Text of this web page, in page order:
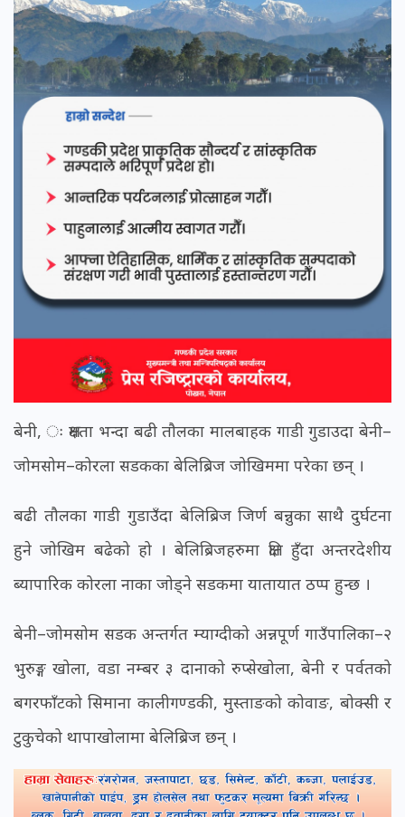
बेनी, ः क्षमता भन्दा बढी तौलका मालबाहक गाडी गुडाउदा बेनी–
जोमसोम–कोरला सडकका बेलिब्रिज जोखिममा परेका छन् ।
बढी तौलका गाडी गुडाउँदा बेलिब्रिज जिर्ण बन्नुका साथै दुर्घटना
हुने जोखिम बढेको हो । बेलिब्रिजहरुमा क्षति हुँदा अन्तरदेशीय
ब्यापारिक कोरला नाका जोड्ने सडकमा यातायात ठप्प हुन्छ ।
बेनी–जोमसोम सडक अन्तर्गत म्याग्दीको अन्नपूर्ण गाउँपालिका–२
भुरुङ्ग खोला, वडा नम्बर ३ दानाको रुप्सेखोला, बेनी र पर्वतको
बगरफाँटको सिमाना कालीगण्डकी, मुस्ताङको कोवाङ, बोक्सी र
टुकुचेको थापाखोलामा बेलिब्रिज छन् ।